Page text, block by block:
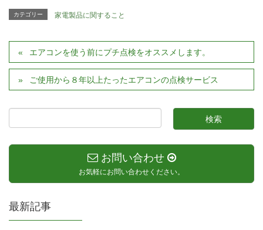
カテゴリー 家電製品に関すること
エアコンを使う前にプチ点検をオススメします。
ご使用から８年以上たったエアコンの点検サービス
お問い合わせ
お気軽にお問い合わせください。
最新記事